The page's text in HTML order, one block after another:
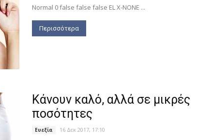
Normal 0 false false false EL X-NONE ...
Περισσότερα
Κάνουν καλό, αλλά σε μικρές
ποσότητες
Ευεξία 16 Δεκ 2017, 17:10